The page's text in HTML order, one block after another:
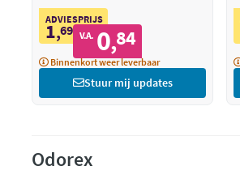
ADVIESPRIJS
1,69 V.A. 0,84
Binnenkort weer leverbaar
Stuur mij updates
Odorex